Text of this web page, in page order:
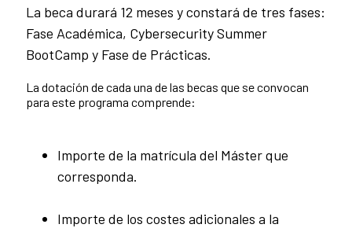
La beca durará 12 meses y constará de tres fases:
Fase Académica, Cybersecurity Summer
BootCamp y Fase de Prácticas.
La dotación de cada una de las becas que se convocan
para este programa comprende:
Importe de la matrícula del Máster que
corresponda.
Importe de los costes adicionales a la